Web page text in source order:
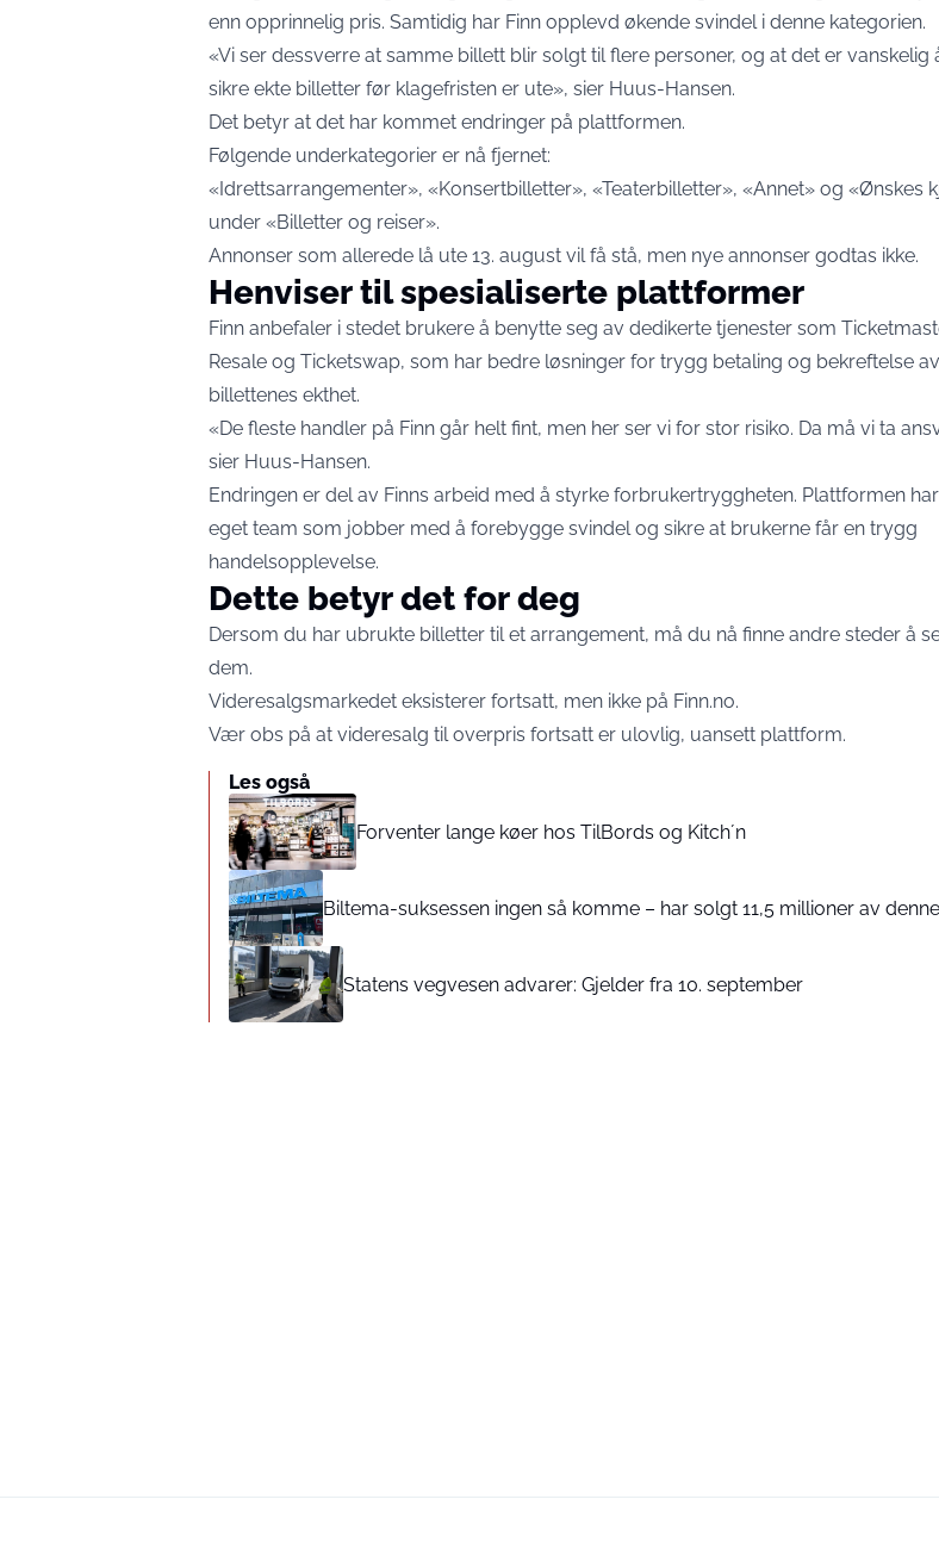
enn opprinnelig pris. Samtidig har Finn opplevd økende svindel i denne kategorien.
«Vi ser dessverre at samme billett blir solgt til flere personer, og at det er vanskelig
sikre ekte billetter før klagefristen er ute», sier Huus-Hansen.
Det betyr at det har kommet endringer på plattformen.
Følgende underkategorier er nå fjernet:
«Idrettsarrangementer», «Konsertbilletter», «Teaterbilletter», «Annet» og «Ønskes
under «Billetter og reiser».
Annonser som allerede lå ute 13. august vil få stå, men nye annonser godtas ikke.
Henviser til spesialiserte plattformer
Finn anbefaler i stedet brukere å benytte seg av dedikerte tjenester som
Resale og Ticketswap, som har bedre løsninger for trygg betaling og bekreftelse av
billettenes ekthet.
«De fleste handler på Finn går helt fint, men her ser vi for stor risiko. Da må vi ta
sier Huus-Hansen.
Endringen er del av Finns arbeid med å styrke forbrukertryggheten. Plattformen
eget team som jobber med å forebygge svindel og sikre at brukerne får en trygg
handelsopplevelse.
Dette betyr det for deg
Dersom du har ubrukte billetter til et arrangement, må du nå finne andre steder å
dem.
Videresalgsmarkedet eksisterer fortsatt, men ikke på Finn.no.
Vær obs på at videresalg til overpris fortsatt er ulovlig, uansett plattform.
Les også
Forventer lange køer hos TilBords og Kitch´n
Biltema-suksessen ingen så komme – har solgt 11,5 millioner av denne
Statens vegvesen advarer: Gjelder fra 10. september